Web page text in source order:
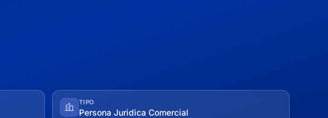
TIPO
Persona Juridica Comercial